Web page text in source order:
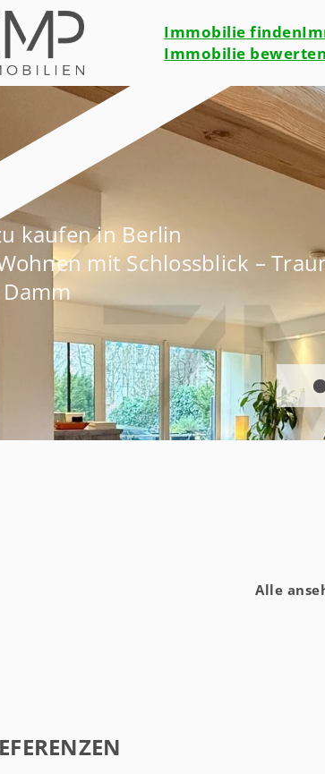
Immobilie finden
Immobilie bewerten
kaufen in Berlin
mit Schlossblick –
Alle